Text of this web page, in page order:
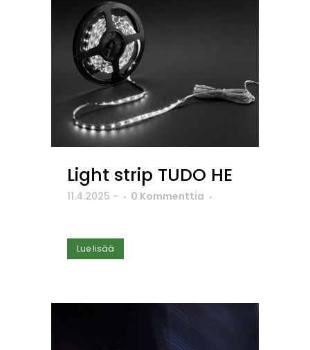
Light strip TUDO HE
11.4.2025 - 0 Kommenttia
Lue lisää